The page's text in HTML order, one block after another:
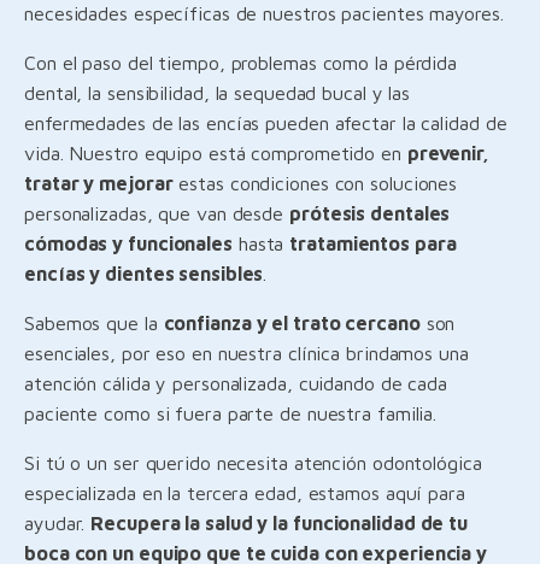
necesidades específicas de nuestros pacientes mayores.
Con el paso del tiempo, problemas como la pérdida
dental, la sensibilidad, la sequedad bucal y las
enfermedades de las encías pueden afectar la calidad de
vida. Nuestro equipo está comprometido en prevenir,
tratar y mejorarestas condiciones con soluciones
personalizadas, que van desde prótesis dentales
cómodas y funcionales hasta tratamientos para
encías y dientes sensibles
Sabemos que la confianza y el trato cercanoson
esenciales, por eso en nuestra clínica brindamos una
atención cálida y personalizada, cuidando de cada
paciente como si fuera parte de nuestra familia.
Si tú o un ser querido necesita atención odontológica
especializada en la tercera edad, estamos aquí para
ayudar. Recupera la salud y la funcionalidad de tu
boca con un equipo que te cuida con experiencia y